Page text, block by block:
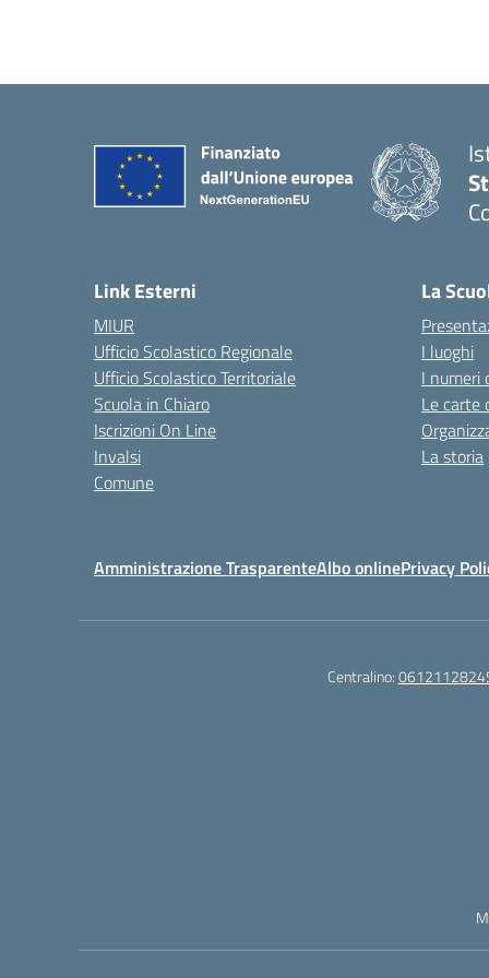
Link Esterni
MIUR
Ufficio Scolastico Regionale
Ufficio Scolastico Territoriale
Scuola in Chiaro
Iscrizioni On Line
Invalsi
Comune
La
I luoghi
I numeri
Le carte
La storia
Amministrazione TrasparenteAlbo onlinePrivacy
Centralino: